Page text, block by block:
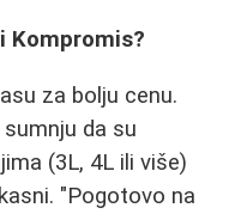
Kompromis?
za bolju cenu.
da su
(3L, 4L ili više)
"Pogotovo na